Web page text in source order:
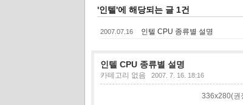
'인텔'에 해당되는 글 1건
2007.07.16 인텔 CPU 종류별 설명
인텔 CPU 종류별 설명
카테고리 없음 2007. 7. 16. 18:16
336x280(권